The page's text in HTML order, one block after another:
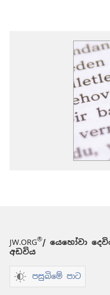
JW.ORG®/ යෙහෝවා
අඩවිය
පසුබිමේ පාට